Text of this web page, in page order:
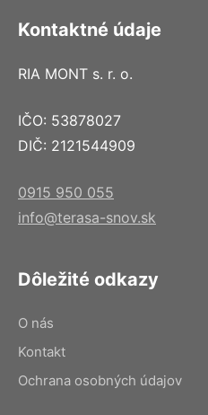
Kontaktné údaje
RIA MONT s. r. o.
IČO: 53878027
DIČ: 2121544909
0915 950 055
info@terasa-snov.sk
Dôležité odkazy
O nás
Kontakt
Ochrana osobných údajov